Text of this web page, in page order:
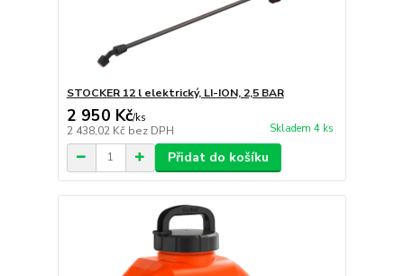
STOCKER 12 l elektrický, LI-ION, 2,5 BAR
2 950 Kč/ks
2 438,02 Kč bez DPH Skladem 4 ks
Přidat do košíku